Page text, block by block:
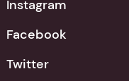
Instagram
Facebook
Twitter